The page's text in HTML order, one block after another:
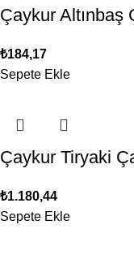
Çaykur Altınbaş
₺184,17
Sepete Ekle
Çaykur Tiryaki
₺1.180,44
Sepete Ekle